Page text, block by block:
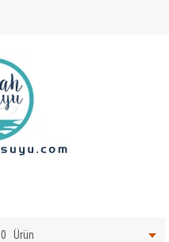
0 Ürün